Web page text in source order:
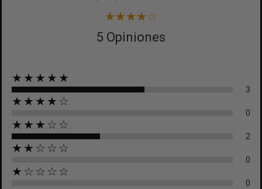
5 Opiniones
★★★★★
3
★★★★☆
0
★★★☆☆
2
★★☆☆☆
0
★☆☆☆☆
0